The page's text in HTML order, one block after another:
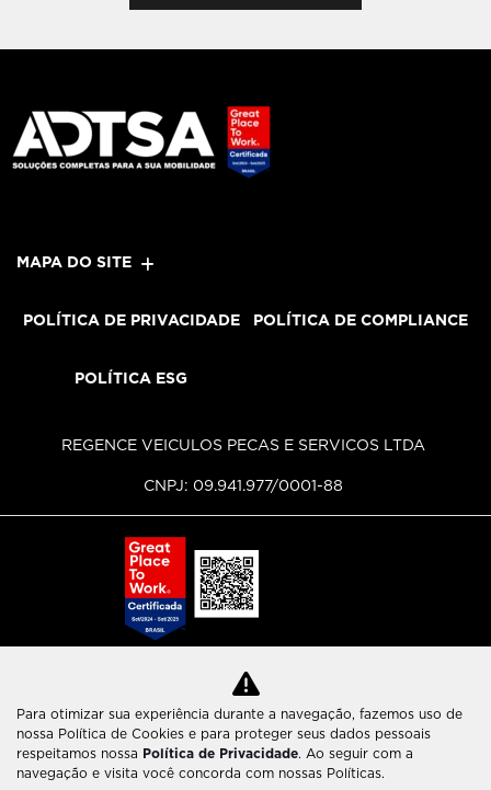
MAPA DO SITE
POLÍTICA DE PRIVACIDADE POLÍTICA DE COMPLIANCE
POLÍTICA ESG
REGENCE VEICULOS PECAS E SERVICOS LTDA
CNPJ: 09.941.977/0001-88
No trânsito, enxergar o outro salva vidas.
Para otimizar sua experiência durante a navegação, fazemos uso de
nossa Política de Cookies e para proteger seus dados pessoais
respeitamos nossa Política de Privacidade. Ao seguir com a
navegação e visita você concorda com nossas Políticas.